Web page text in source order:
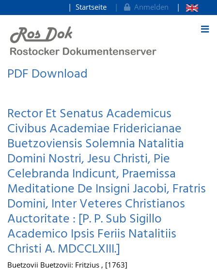
zum Inhalt
Startseite Anmelden
PDF Download
Rector Et Senatus Academicus
Civibus Academiae Fridericianae
Buetzoviensis Solemnia Natalitia
Domini Nostri, Jesu Christi, Pie
Celebranda Indicunt, Praemissa
Meditatione De Insigni Jacobi, Fratris
Domini, Inter Veteres Christianos
Auctoritate : [P. P. Sub Sigillo
Academico Ipsis Feriis Natalitiis
Christi A. MDCCLXIII.]
Buetzovii Buetzovii: Fritzius , [1763]